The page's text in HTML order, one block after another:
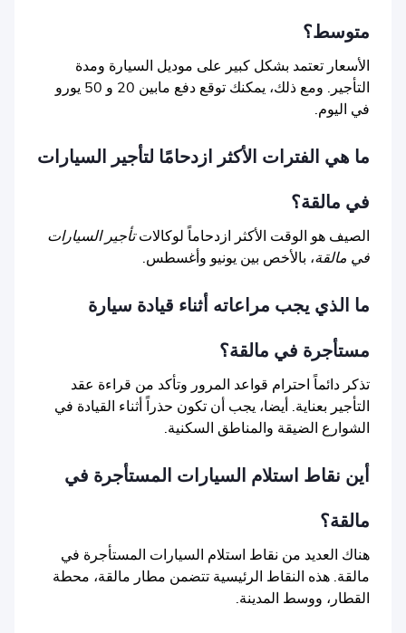
متوسط؟
الأسعار تعتمد بشكل كبير على موديل السيارة ومدة
التأجير. ومع ذلك، يمكنك توقع دفع مابين 20 و 50 يورو
في اليوم.
ما هي الفترات الأكثر ازدحامًا لتأجير السيارات
في مالقة؟
الصيف هو الوقت الأكثر ازدحاماً لوكالاتتأجير السيارات
في مالقة، بالأخص بين يونيو وأغسطس.
ما الذي يجب مراعاته أثناء قيادة سيارة
مستأجرة في مالقة؟
تذكر دائماً احترام قواعد المرور وتأكد من قراءة عقد
التأجير بعناية. أيضا، يجب أن تكون حذراً أثناء القيادة في
الشوارع الضيقة والمناطق السكنية.
أين نقاط استلام السيارات المستأجرة في
مالقة؟
هناك العديد من نقاط استلام السيارات المستأجرة في
مالقة. هذه النقاط الرئيسية تتضمن مطار مالقة، محطة
القطار، ووسط المدينة.